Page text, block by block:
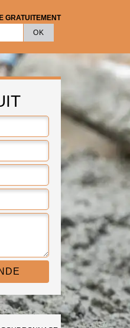
GRATUITEMENT